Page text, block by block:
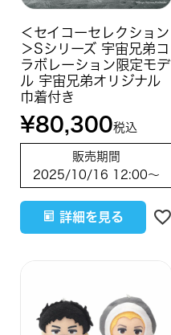
＜セイコーセレクション
＞Sシリーズ 宇宙兄弟コ
ラボレーション限定モデ
ル 宇宙兄弟オリジナル
巾着付き
¥80,300税込
販売期間
2025/10/16 12:00〜
詳細を見る